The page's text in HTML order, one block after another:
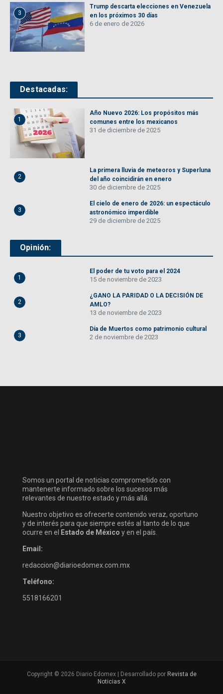
3
Trump descarta elecciones en Venezuela
en los próximos 30 días
6 de enero de 2026
Destacadas:
1
Año Nuevo 2026: Los propósitos más
comunes entre los mexicanos
31 de diciembre de 2025
2
La primera lluvia de meteoros y Superluna
del año coincidirán en enero
30 de diciembre de 2025
3
El cielo de enero de 2026: un espectáculo
astronómico imperdible
29 de diciembre de 2025
Opinión:
1
El poder de tu voto para el 2024
15 de noviembre de 2023
2
¿GANO LA PARIDAD O LA DECISIÓN DE
AMLO?
13 de noviembre de 2023
3
Día de Muertos como patrimonio cultural
2 de noviembre de 2023
Somos un portal de noticias comprometido con
mantenerte informado sobre los sucesos más
relevantes de nuestro estado y más allá.
Nuestro objetivo es ofrecerte contenido veraz, oportuno
y de interés para que siempre estés al tanto de lo que
ocurre en el
Estado de México y en el país.
Email:
redaccion@diarioedomex.com.mx
Teléfono:
5518166201
Copyright © 2026 Diario Edomex | Desarrollado por Revista de
Noticias X